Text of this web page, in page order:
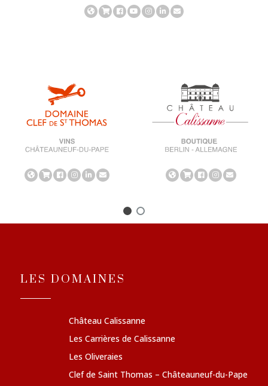
LES DOMAINES
Château Calissanne
Les Carrières de Calissanne
Les Oliveraies
Clef de Saint Thomas – Châteauneuf-du-Pape